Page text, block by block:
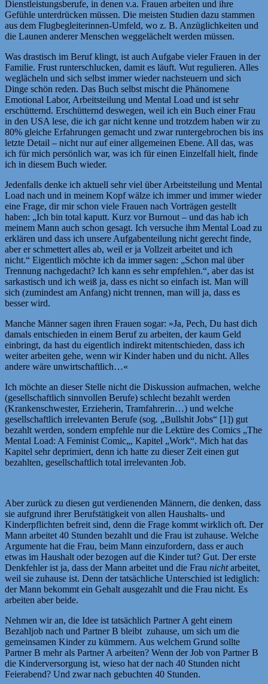
Dienstleistungsberufe, in denen v.a. Frauen arbeiten und ihre
Gefühle unterdrücken müssen. Die meisten Studien dazu stammen
aus dem Flugbegleiterinnen-Umfeld, wo z. B. Anzüglichkeiten und
die Launen anderer Menschen weggelächelt werden müssen.
Was drastisch im Beruf klingt, ist auch Aufgabe vieler Frauen in der
Familie. Frust runterschlucken, damit es läuft. Wut regulieren. Alles
weglächeln und sich selbst immer wieder nachsteuern und sich
Dinge schön reden. Das Buch selbst mischt die Phänomene
Emotional Labor, Arbeitsteilung und Mental Load und ist sehr
erschütternd. Erschütternd deswegen, weil ich ein Buch einer Frau
in den USA lese, die ich gar nicht kenne und trotzdem haben wir zu
80% gleiche Erfahrungen gemacht und zwar runtergebrochen bis ins
letzte Detail – nicht nur auf einer allgemeinen Ebene. All das, was
ich für mich persönlich war, was ich für einen Einzelfall hielt, finde
ich in diesem Buch wieder.
Jedenfalls denke ich aktuell sehr viel über Arbeitsteilung und Mental
Load nach und in meinem Kopf wälze ich immer und immer wieder
eine Frage, dir mir schon viele Frauen nach Vorträgen gestellt
haben: „Ich bin total kaputt. Kurz vor Burnout – und das hab ich
meinem Mann auch schon gesagt. Ich versuche ihm Mental Load zu
erklären und dass ich unsere Aufgabenteilung nicht gerecht finde,
aber er schmettert alles ab, weil er ja Vollzeit arbeitet und ich
nicht.“ Eigentlich möchte ich da immer sagen: „Schon mal über
Trennung nachgedacht? Ich kann es sehr empfehlen.“, aber das ist
sarkastisch und ich weiß ja, dass es nicht so einfach ist. Man will
sich (zumindest am Anfang) nicht trennen, man will ja, dass es
besser wird.
Manche Männer sagen ihren Frauen sogar: »Ja, Pech, Du hast dich
damals entschieden in einem Beruf zu arbeiten, der kaum Geld
einbringt, da hast du eigentlich indirekt mitentschieden, dass ich
weiter arbeiten gehe, wenn wir Kinder haben und du nicht. Alles
andere wäre unwirtschaftlich…«
Ich möchte an dieser Stelle nicht die Diskussion aufmachen, welche
(gesellschaftlich sinnvollen Berufe) schlecht bezahlt werden
(Krankenschwester, Erzieherin, Tramfahrerin…) und welche
gesellschaftlich irrelevanten Berufe (sog. „Bullshit Jobs“ [1]) gut
bezahlt werden, sondern empfehle nur die Lektüre des Comics „The
Mental Load: A Feminist Comic„, Kapitel „Work“. Mich hat das
Kapitel sehr deprimiert, denn ich hatte zu dieser Zeit einen gut
bezahlten, gesellschaftlich total irrelevanten Job.
Aber zurück zu diesen gut verdienenden Männern, die denken, dass
sie aufgrund ihrer Berufstätigkeit von allen Haushalts- und
Kinderpflichten befreit sind, denn die Frage kommt wirklich oft. Der
Mann arbeitet 40 Stunden bezahlt und die Frau ist zuhause. Welche
Argumente hat die Frau, beim Mann einzufordern, dass er auch
etwas im Haushalt oder bezogen auf die Kinder tut? Gut. Der erste
Denkfehler ist ja, dass der Mann arbeitet und die Frau nichtarbeitet,
weil sie zuhause ist. Denn der tatsächliche Unterschied ist lediglich:
der Mann bekommt ein Gehalt ausgezahlt und die Frau nicht. Es
arbeiten aber beide.
Nehmen wir an, die Idee ist tatsächlich Partner A geht einem
Bezahljob nach und Partner B bleibt zuhause, um sich um die
gemeinsamen Kinder zu kümmern. Aus welchem Grund sollte
Partner B mehr als Partner A arbeiten? Wenn der Job von Partner B
die Kinderversorgung ist, wieso hat der nach 40 Stunden nicht
Feierabend? Und zwar nach gebuchten 40 Stunden.